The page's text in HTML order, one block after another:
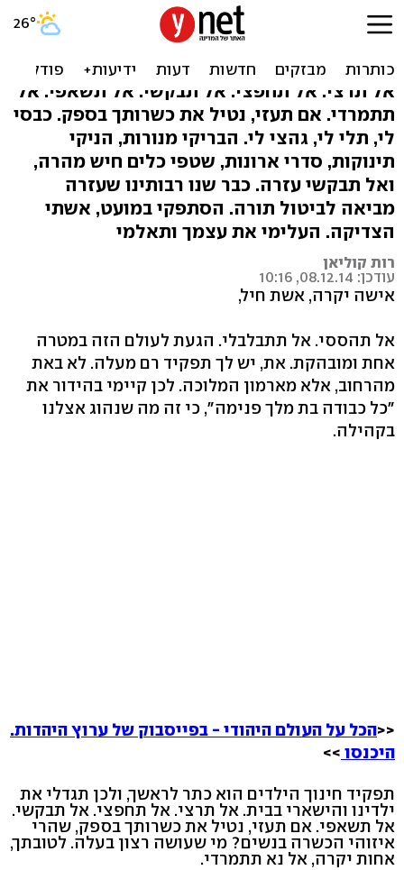
תהיי כנועה ותשתקי: מכתב
אל תרצי. אל תחפצי. אל תבקשי. אל תשאפי. אל
תתמרדי. אם תעזי, נטיל את כשרותך בספק. כבסי
לי, תלי לי, גהצי לי. הבריקי מנורות, הניקי
תינוקות, סדרי ארונות, שטפי כלים חיש מהרה,
ואל תבקשי עזרה. כבר שנו רבותינו שעזרה
מביאה לביטול תורה. הסתפקי במועט, אשתי
הצדיקה. העלימי את עצמך ותאלמי
רות קוליאן
עודכן: 08.12.14, 10:16
אישה יקרה, אשת חיל,
אל תהססי. אל תתבלבלי. הגעת לעולם הזה במטרה
אחת ומובהקת. את, יש לך תפקיד רם מעלה. לא באת
מהרחוב, אלא מארמון המלוכה. לכן קיימי בהידור את
"כל כבודה בת מלך פנימה", כי זה מה שנהוג אצלנו
בקהילה.
<<הכל על העולם היהודי - בפייסבוק של ערוץ היהדות.
היכנסו >>
תפקיד חינוך הילדים הוא כתר לראשך, ולכן תגדלי את
ילדינו והישארי בבית. אל תרצי. אל תחפצי. אל תבקשי.
אל תשאפי. אם תעזי, נטיל את כשרותך בספק, שהרי
איזוהי הכשרה בנשים? מי שעושה רצון בעלה. לטובתך,
אחות יקרה, אל נא תתמרדי.